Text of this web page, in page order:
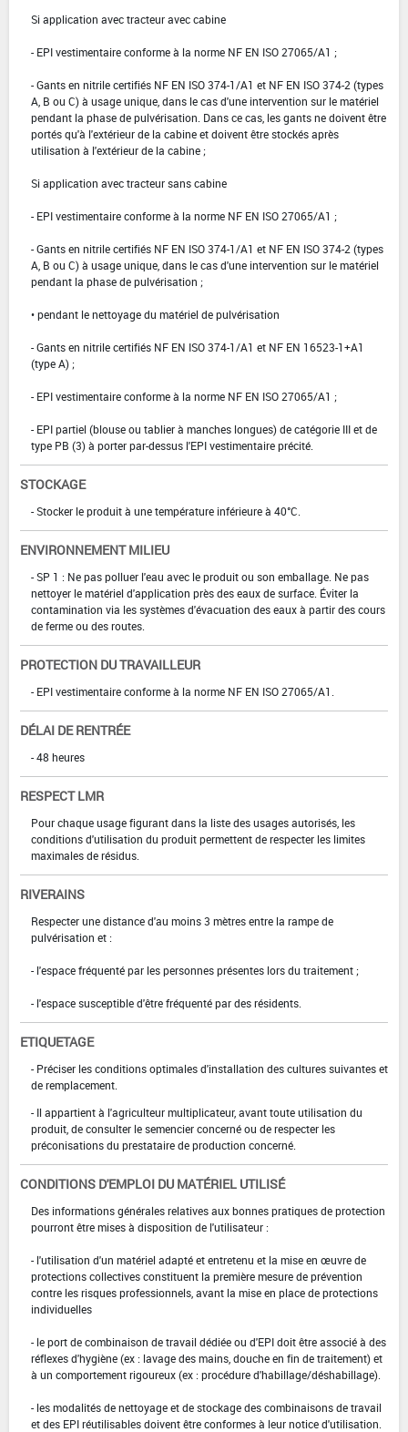
Si application avec tracteur avec cabine
- EPI vestimentaire conforme à la norme NF EN ISO 27065/A1 ;
- Gants en nitrile certifiés NF EN ISO 374-1/A1 et NF EN ISO 374-2 (types
A, B ou C) à usage unique, dans le cas d'une intervention sur le matériel
pendant la phase de pulvérisation. Dans ce cas, les gants ne doivent être
portés qu'à l'extérieur de la cabine et doivent être stockés après
utilisation à l'extérieur de la cabine ;
Si application avec tracteur sans cabine
- EPI vestimentaire conforme à la norme NF EN ISO 27065/A1 ;
- Gants en nitrile certifiés NF EN ISO 374-1/A1 et NF EN ISO 374-2 (types
A, B ou C) à usage unique, dans le cas d'une intervention sur le matériel
pendant la phase de pulvérisation ;
• pendant le nettoyage du matériel de pulvérisation
- Gants en nitrile certifiés NF EN ISO 374-1/A1 et NF EN 16523-1+A1
(type A) ;
- EPI vestimentaire conforme à la norme NF EN ISO 27065/A1 ;
- EPI partiel (blouse ou tablier à manches longues) de catégorie III et de
type PB (3) à porter par-dessus l'EPI vestimentaire précité.
STOCKAGE
- Stocker le produit à une température inférieure à 40°C.
ENVIRONNEMENT MILIEU
- SP 1 : Ne pas polluer l'eau avec le produit ou son emballage. Ne pas
nettoyer le matériel d'application près des eaux de surface. Éviter la
contamination via les systèmes d'évacuation des eaux à partir des cours
de ferme ou des routes.
PROTECTION DU TRAVAILLEUR
- EPI vestimentaire conforme à la norme NF EN ISO 27065/A1.
DÉLAI DE RENTRÉE
- 48 heures
RESPECT LMR
Pour chaque usage figurant dans la liste des usages autorisés, les
conditions d'utilisation du produit permettent de respecter les limites
maximales de résidus.
RIVERAINS
Respecter une distance d'au moins 3 mètres entre la rampe de
pulvérisation et :
- l'espace fréquenté par les personnes présentes lors du traitement ;
- l'espace susceptible d'être fréquenté par des résidents.
ETIQUETAGE
- Préciser les conditions optimales d'installation des cultures suivantes et
de remplacement.
- Il appartient à l'agriculteur multiplicateur, avant toute utilisation du
produit, de consulter le semencier concerné ou de respecter les
préconisations du prestataire de production concerné.
CONDITIONS D'EMPLOI DU MATÉRIEL UTILISÉ
Des informations générales relatives aux bonnes pratiques de protection
pourront être mises à disposition de l'utilisateur :
- l'utilisation d'un matériel adapté et entretenu et la mise en œuvre de
protections collectives constituent la première mesure de prévention
contre les risques professionnels, avant la mise en place de protections
individuelles
- le port de combinaison de travail dédiée ou d'EPI doit être associé à des
réflexes d'hygiène (ex : lavage des mains, douche en fin de traitement) et
à un comportement rigoureux (ex : procédure d'habillage/déshabillage).
- les modalités de nettoyage et de stockage des combinaisons de travail
et des EPI réutilisables doivent être conformes à leur notice d'utilisation.